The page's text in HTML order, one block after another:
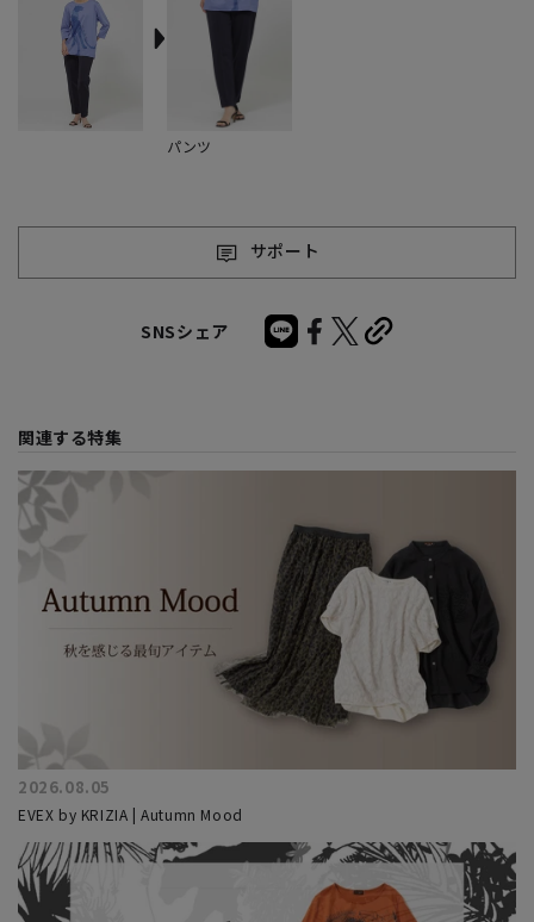
パンツ
サポート
SNSシェア
関連する特集
2026.08.05
EVEX by KRIZIA | Autumn Mood